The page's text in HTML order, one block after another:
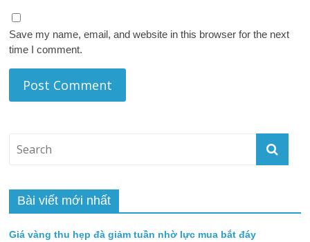
Save my name, email, and website in this browser for the next
time I comment.
Bài viết mới nhất
Giá vàng thu hẹp đà giảm tuần nhờ lực mua bắt đáy